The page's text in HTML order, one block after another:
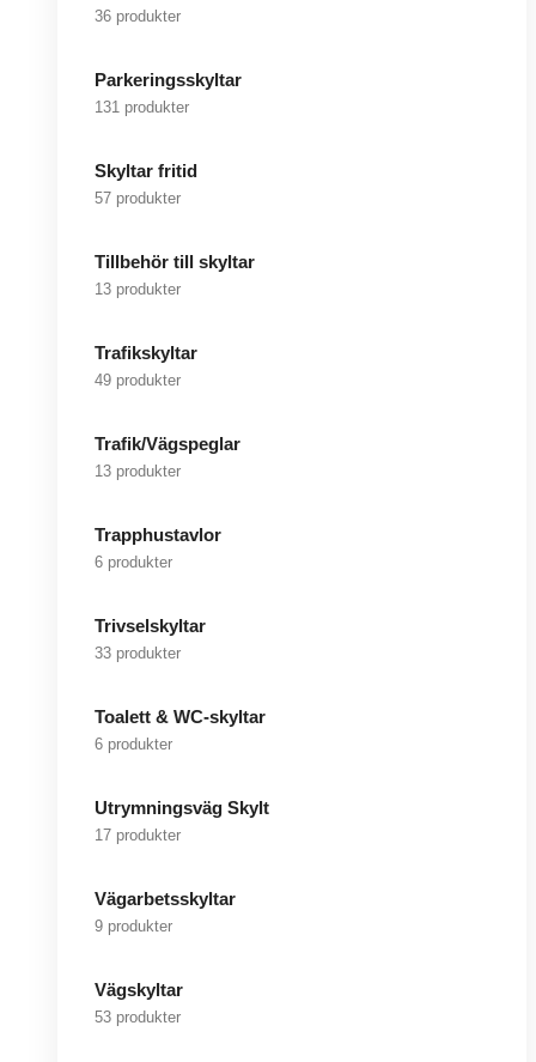
36 produkter
Parkeringsskyltar
131 produkter
Skyltar fritid
57 produkter
Tillbehör till skyltar
13 produkter
Trafikskyltar
49 produkter
Trafik/Vägspeglar
13 produkter
Trapphustavlor
6 produkter
Trivselskyltar
33 produkter
Toalett & WC-skyltar
6 produkter
Utrymningsväg Skylt
17 produkter
Vägarbetsskyltar
9 produkter
Vägskyltar
53 produkter